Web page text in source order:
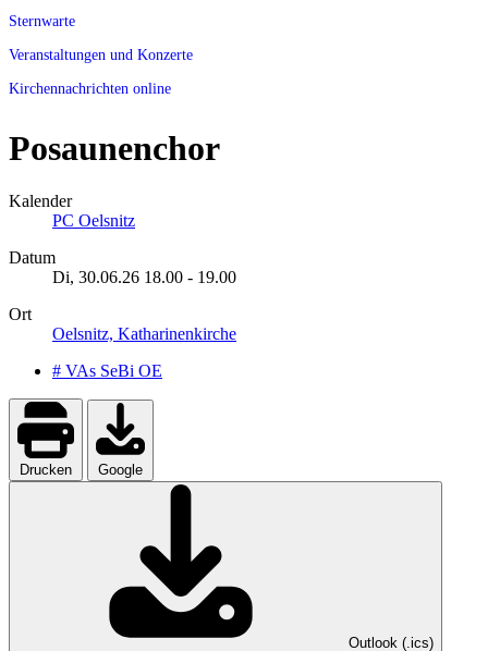
Sternwarte
Veranstaltungen und Konzerte
Kirchennachrichten online
Posaunenchor
Kalender
PC Oelsnitz
Datum
Di, 30.06.26 18.00 - 19.00
Ort
Oelsnitz, Katharinenkirche
# VAs SeBi OE
Drucken Google
Outlook (.ics)